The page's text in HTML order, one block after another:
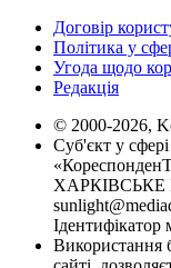
Договір
Політика у
Угода щодо
Редакція
© 2000-2026,
Суб'єкт у
ХАРКІВСЬКЕ
Ідентифікатор
Використання